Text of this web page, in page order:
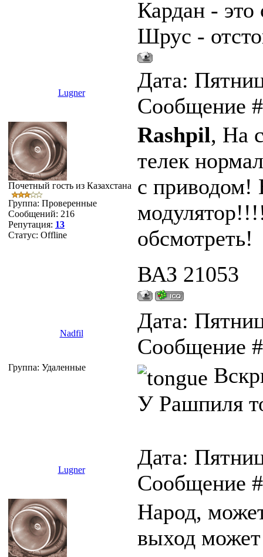
Кардан - это
Шрус -
Lugner
Дата:
Сообщение
Почетный гость из Казахстана
Группа: Проверенные
Сообщений: 216
Репутация: 13
Статус: Offline
Rashpil, На
телек
с приводом!
обсмотреть!
ВАЗ 21053
Nadfil
Дата:
Сообщение
Группа: Удаленные
У Рашпиля
Lugner
Дата:
Сообщение
Народ,
выход может